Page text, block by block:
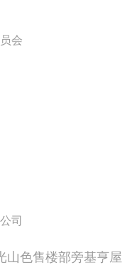
会
司
山色售楼部旁基亨屋